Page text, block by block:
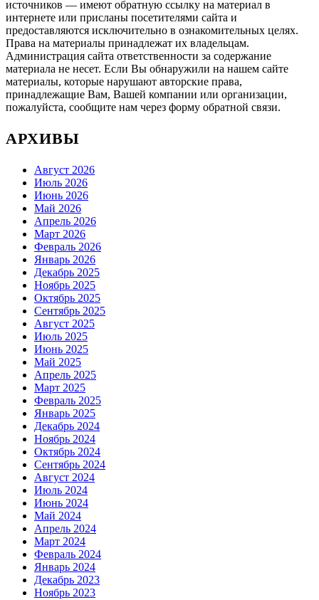
источников — имеют обратную ссылку на материал в
интернете или присланы посетителями сайта и
предоставляются исключительно в ознакомительных целях.
Права на материалы принадлежат их владельцам.
Администрация сайта ответственности за содержание
материала не несет. Если Вы обнаружили на нашем сайте
материалы, которые нарушают авторские права,
принадлежащие Вам, Вашей компании или организации,
пожалуйста, сообщите нам через форму обратной связи.
АРХИВЫ
Август 2026
Июль 2026
Июнь 2026
Май 2026
Апрель 2026
Март 2026
Февраль 2026
Январь 2026
Декабрь 2025
Ноябрь 2025
Октябрь 2025
Сентябрь 2025
Август 2025
Июль 2025
Июнь 2025
Май 2025
Апрель 2025
Март 2025
Февраль 2025
Январь 2025
Декабрь 2024
Ноябрь 2024
Октябрь 2024
Сентябрь 2024
Август 2024
Июль 2024
Июнь 2024
Май 2024
Апрель 2024
Март 2024
Февраль 2024
Январь 2024
Декабрь 2023
Ноябрь 2023